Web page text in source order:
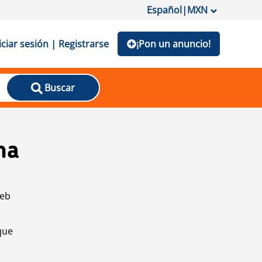
Español|MXN
sesión | Registrarse ¡Pon un anuncio!
Buscar